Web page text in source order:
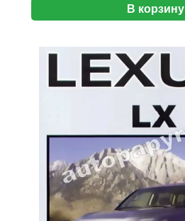
В корзину